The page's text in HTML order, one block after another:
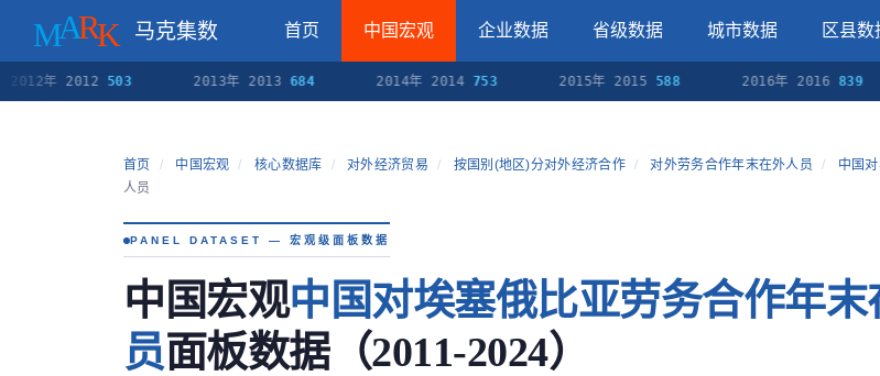
马克集数 首页 中国宏观 企业数据 省级数据 城市数据 区县数
年 2012503 2013年 2013684 2014年 2014753 2015年 2015588 2016年 2016839
首页 / 中国宏观 / 核心数据库 / 对外经济贸易 / 按国别(地区)分对外经济合作 / 对外劳务合作年末在外人员 / 中国
人员
PANEL DATASET — 宏观级面板数据
中国宏观中国对埃塞俄比亚劳务合作年末
员面板数据（2011-2024）